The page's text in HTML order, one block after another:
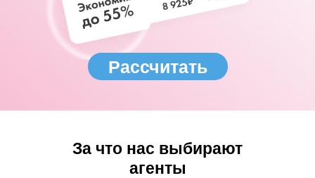
Рассчитать
За что нас выбирают
агенты